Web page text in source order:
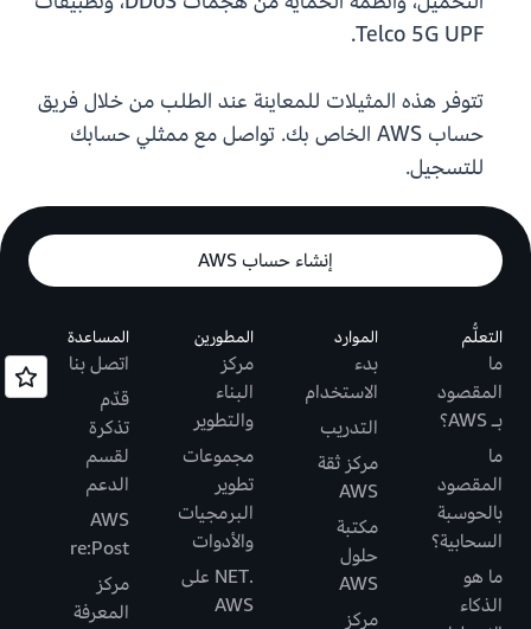
Telco 5G UPF.
تتوفر هذه المثيلات للمعاينة عند الطلب من خلال فريق
حساب AWS الخاص بك. تواصل مع ممثلي حسابك
للتسجيل.
إنشاء حساب AWS
التعلُّم
ما
المقصود
بـ AWS؟
ما
المقصود
بالحوسبة
السحابية؟
ما هو
الذكاء
الموارد
بدء
الاستخدام
التدريب
مركز ثقة
AWS
مكتبة
حلول
AWS
مركز
المطورين
مركز
البناء
والتطوير
مجموعات
تطوير
البرمجيات
والأدوات
.NET على
AWS
المساعدة
اتصل بنا
قدّم
تذكرة
لقسم
الدعم
AWS
re:Post
مركز
المعرفة